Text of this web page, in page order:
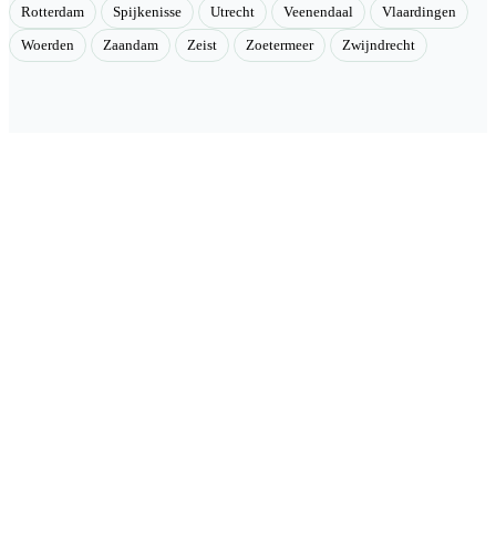
Rotterdam Spijkenisse Utrecht Veenendaal Vlaardingen
Woerden Zaandam Zeist Zoetermeer Zwijndrecht